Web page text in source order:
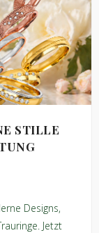
STILLE
Designs,
Jetzt